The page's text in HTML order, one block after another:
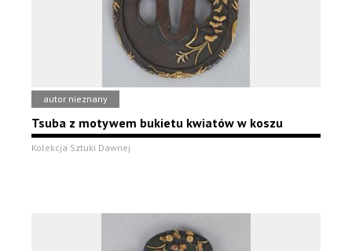
autor nieznany
Tsuba z motywem bukietu kwiatów w koszu
Kolekcja Sztuki Dawnej